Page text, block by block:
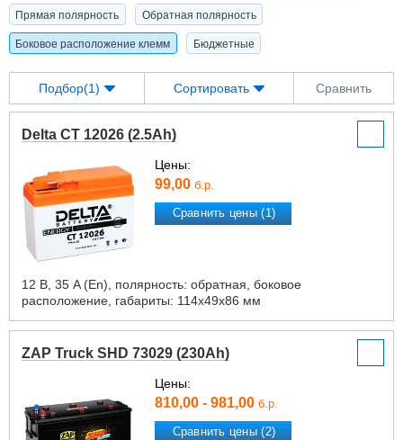
Прямая полярность Обратная полярность
Боковое расположение клемм Бюджетные
Подбор(1) Сортировать Сравнить
Delta CT 12026 (2.5Ah)
Цены:
99,00 б.р.
Сравнить цены (1)
12 В, 35 A (En), полярность: обратная, боковое
расположение, габариты: 114х49х86 мм
ZAP Truck SHD 73029 (230Ah)
Цены:
810,00 - 981,00 б.р.
Сравнить цены (2)